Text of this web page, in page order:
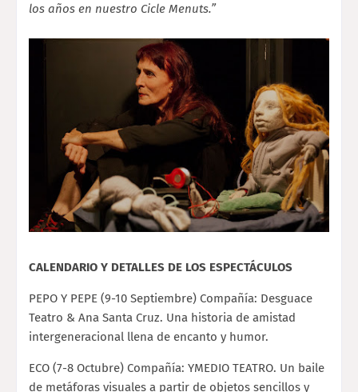
los años en nuestro Cicle Menuts.”
CALENDARIO Y DETALLES DE LOS ESPECTÁCULOS
PEPO Y PEPE (9-10 Septiembre) Compañía: Desguace
Teatro & Ana Santa Cruz. Una historia de amistad
intergeneracional llena de encanto y humor.
ECO (7-8 Octubre) Compañía: YMEDIO TEATRO. Un baile
de metáforas visuales a partir de objetos sencillos y